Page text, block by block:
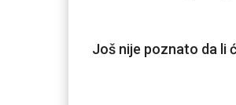
Još nije poznato da li